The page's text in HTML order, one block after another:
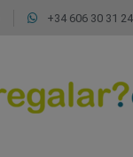
+34 606 30 31